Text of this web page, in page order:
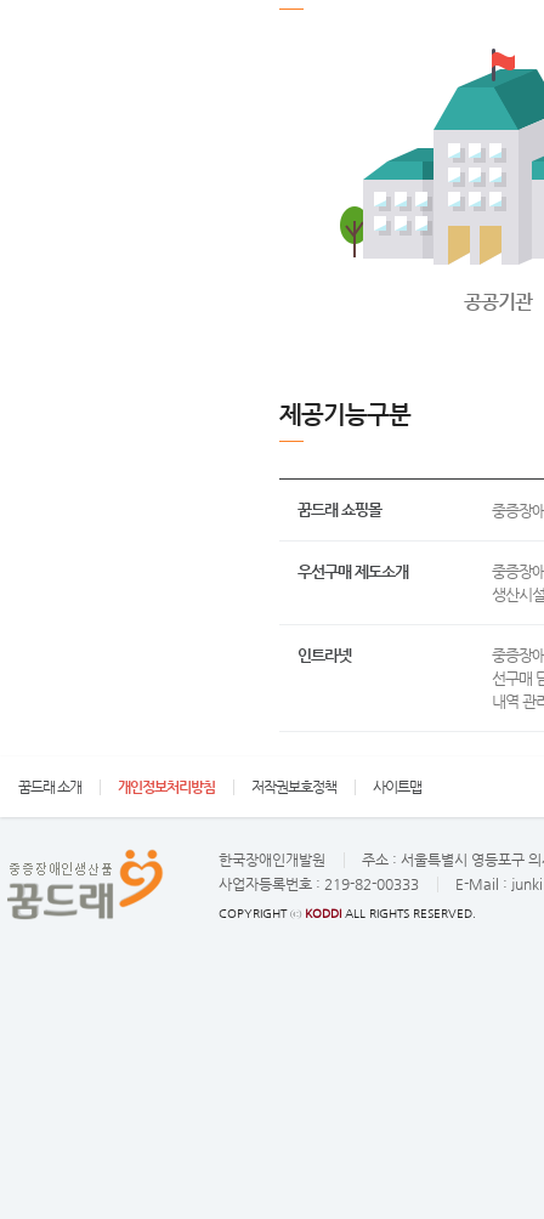
공공기관
제공기능구분
꿈드래 쇼핑몰 중증장
우선구매 제도소개
중증장
생산시
인트라넷
중증장
선구매
내역 관
꿈드래 소개 개인정보처리방침 저작권보호정책 사이트맵
한국장애인개발원 주소 : 서울특별시 영등포구
사업자등록번호 : 219-82-00333 E-Mail :
COPYRIGHT ⓒ KODDI ALL RIGHTS RESERVED.